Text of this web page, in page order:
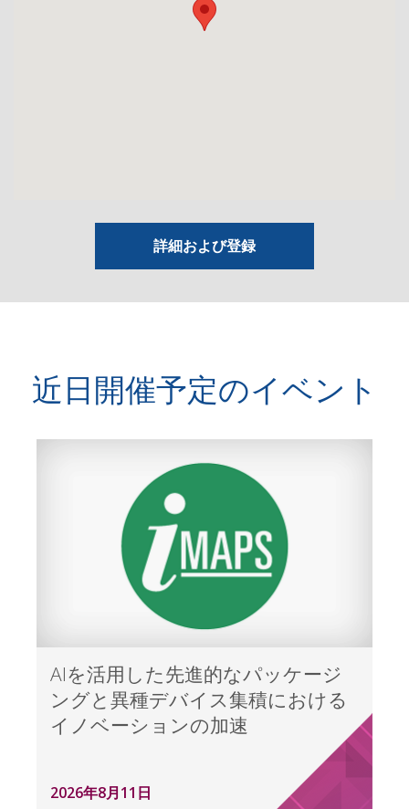
詳細および登録
近日開催予定のイベント
AIを活用した先進的なパッケージ
ングと異種デバイス集積における
イノベーションの加速
2026年8月11日